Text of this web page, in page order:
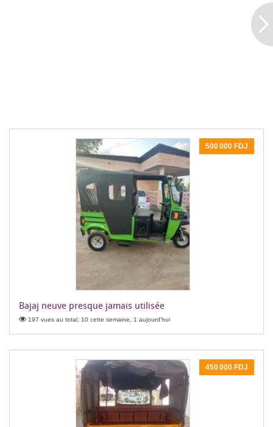
500 000 FDJ
Bajaj neuve presque jamais utilisée
197 vues au total, 10 cette semaine, 1 aujourd'hui
450 000 FDJ